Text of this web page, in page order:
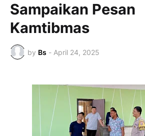
Sampaikan Pesan
Kamtibmas
by Bs - April 24, 2025